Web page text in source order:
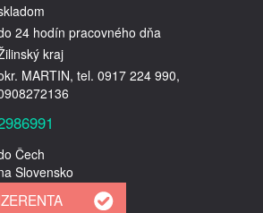
24 hodín pracovného dňa
kraj
MARTIN, tel. 0917 224 990,
Čech
Slovensko